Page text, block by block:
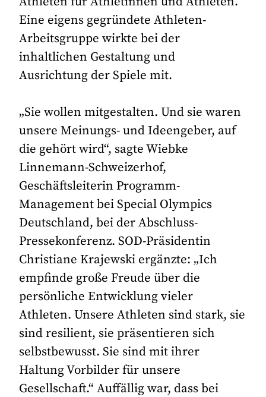
Eine eigens gegründete Athleten-
Arbeitsgruppe wirkte bei der
inhaltlichen Gestaltung und
Ausrichtung der Spiele mit.
„Sie wollen mitgestalten. Und sie waren
unsere Meinungs- und Ideengeber, auf
die gehört wird“, sagte Wiebke
Linnemann-Schweizerhof,
Geschäftsleiterin Programm-
Management bei Special Olympics
Deutschland, bei der Abschluss-
Pressekonferenz. SOD-Präsidentin
Christiane Krajewski ergänzte: „Ich
empfinde große Freude über die
persönliche Entwicklung vieler
Athleten. Unsere Athleten sind stark, sie
sind resilient, sie präsentieren sich
selbstbewusst. Sie sind mit ihrer
Haltung Vorbilder für unsere
Gesellschaft.“ Auffällig war, dass bei